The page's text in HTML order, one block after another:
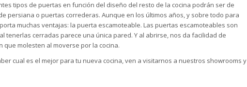
tipos de puertas en función del diseño del resto de la cocina podrán ser de
persiana o puertas correderas. Aunque en los últimos años, y sobre todo para
muchas ventajas: la puerta escamoteable. Las puertas escamoteables son
cerradas parece una única pared. Y al abrirse, nos da facilidad de
molesten al moverse por la cocina.
cual es el mejor para tu nueva cocina,ven a visitarnos a nuestros showrooms y